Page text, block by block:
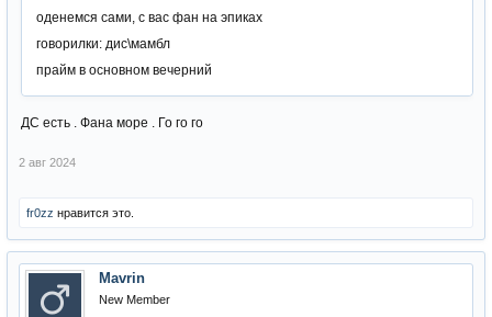
оденемся сами, с вас фан на эпиках
говорилки: дис\мамбл
прайм в основном вечерний
ДС есть . Фана море . Го го го
2 авг 2024
fr0zz нравится это.
Mavrin
New Member